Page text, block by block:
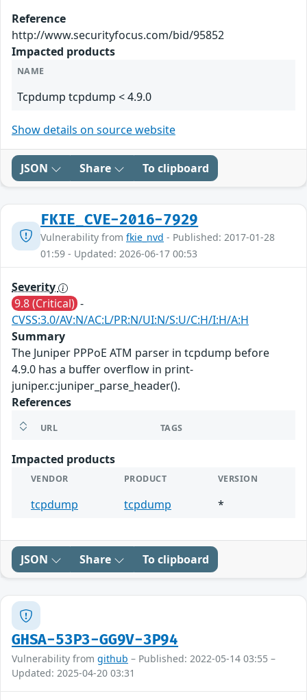
Reference
http://www.securityfocus.com/bid/95852
Impacted products
NAME
Tcpdump tcpdump < 4.9.0
Show details on source website
JSON Share To clipboard
FKIE_CVE-2016-7929
Vulnerability from fkie_nvd - Published: 2017-01-28
01:59 - Updated: 2026-06-17 00:53
Severity
9.8 (Critical) -
CVSS:3.0/AV:N/AC:L/PR:N/UI:N/S:U/C:H/I:H/A:H
Summary
The Juniper PPPoE ATM parser in tcpdump before
4.9.0 has a buffer overflow in print-
juniper.c:juniper_parse_header().
References
URL TAGS
Impacted products
VENDOR PRODUCT VERSION
tcpdump tcpdump *
JSON Share To clipboard
GHSA-53P3-GG9V-3P94
Vulnerability from github – Published: 2022-05-14 03:55 –
Updated: 2025-04-20 03:31